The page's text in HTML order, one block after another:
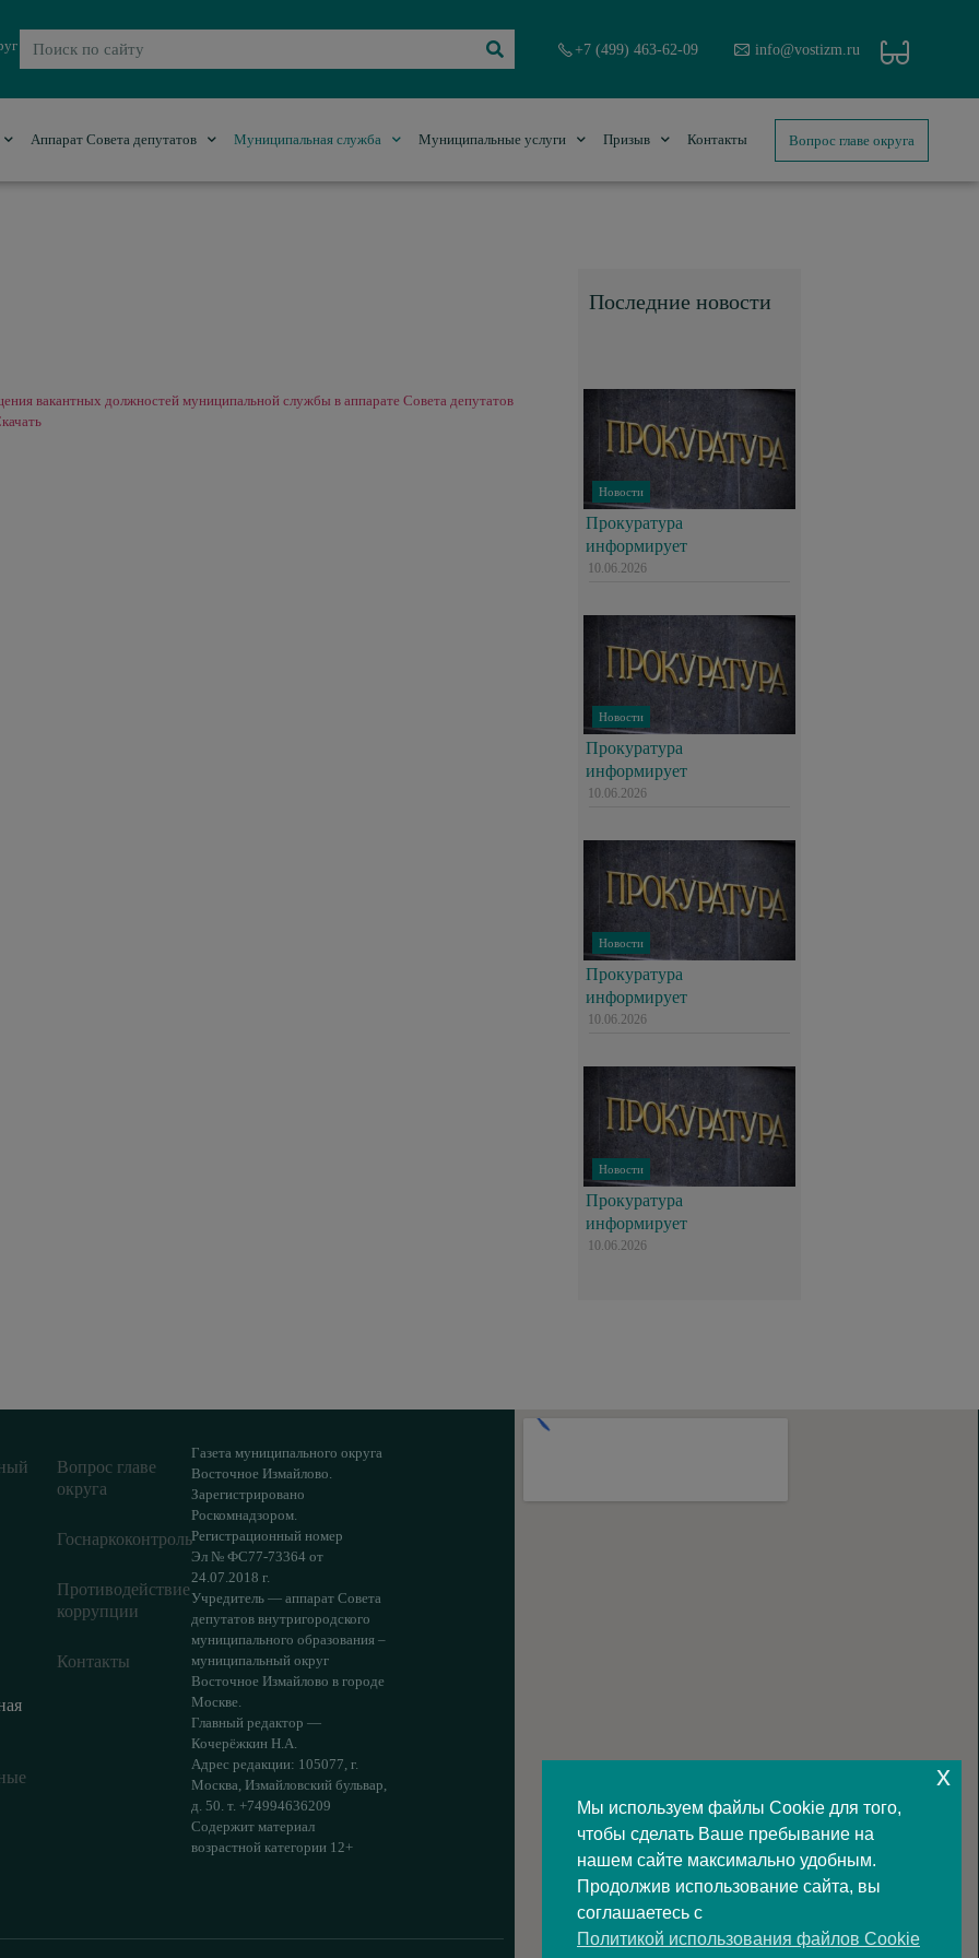
+7 (499) 463-62-09 info@vostizm.ru
Аппарат Совета депутатов Муниципальная служба Муниципальные услуги Призыв Контакты Вопрос главе округа
вакантных должностей муниципальной службы в аппарате Совета депутатов
Последние новости
Новости
Прокуратура
информирует
10.06.2026
Новости
Прокуратура
информирует
10.06.2026
Новости
Прокуратура
информирует
10.06.2026
Новости
Прокуратура
информирует
10.06.2026
Вопрос главе
округа
Госнаркоконтроль
Противодействие
коррупции
Контакты
Газета муниципального округа
Восточное Измайлово.
Зарегистрировано
Роскомнадзором.
Регистрационный номер
Эл № ФС77-73364 от
24.07.2018 г.
Учредитель — аппарат Совета
депутатов внутригородского
муниципального образования –
муниципальный округ
Восточное Измайлово в городе
Москве.
Главный редактор —
Кочерёжкин Н.А.
Адрес редакции: 105077, г.
Москва, Измайловский бульвар,
д. 50. т. +74994636209
Содержит материал
возрастной категории 12+
Мы используем файлы Cookie для того,
чтобы сделать Ваше пребывание на
нашем сайте максимально удобным.
Продолжив использование сайта, вы
соглашаетесь с
Политикой использования файлов Cookie
x